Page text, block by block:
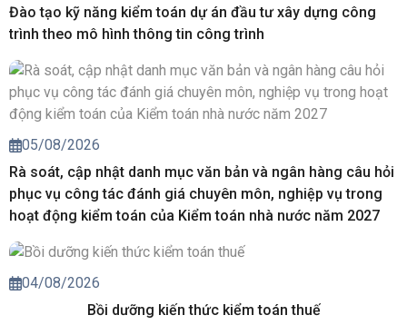
Đào tạo kỹ năng kiểm toán dự án đầu tư xây dựng công
trình theo mô hình thông tin công trình
05/08/2026
Rà soát, cập nhật danh mục văn bản và ngân hàng câu hỏi
phục vụ công tác đánh giá chuyên môn, nghiệp vụ trong
hoạt động kiểm toán của Kiểm toán nhà nước năm 2027
04/08/2026
Bồi dưỡng kiến thức kiểm toán thuế